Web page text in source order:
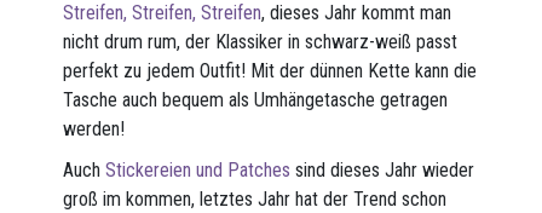
Streifen, Streifen, Streifen, dieses Jahr kommt man
nicht drum rum, der Klassiker in schwarz-weiß passt
perfekt zu jedem Outfit! Mit der dünnen Kette kann die
Tasche auch bequem als Umhängetasche getragen
werden!
AuchStickereien und Patches sind dieses Jahr wieder
groß im kommen, letztes Jahr hat der Trend schon